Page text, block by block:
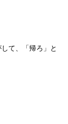
て、「帰ろ」と